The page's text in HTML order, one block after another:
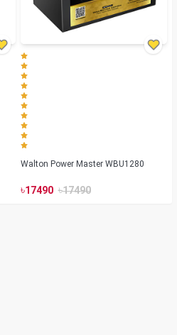
Walton Power Master WBU1280
৳17490 ৳17490